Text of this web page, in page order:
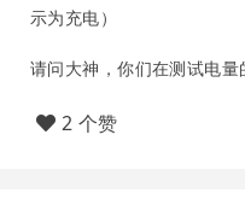
示为充电）
请问大神，你们在测试电量
2 个赞